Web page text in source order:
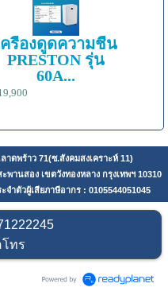
ครื่องดูดความชื้น
PRESTON รุ่น
60A...
าดพร้าว 71(ซ.สังคมสงเคราะห์ 11)
พานสอง เขตวังทองหลาง กรุงเทพฯ 10310
จำตัวผู้เสียภาษีอากร : 0105544051045
ทร